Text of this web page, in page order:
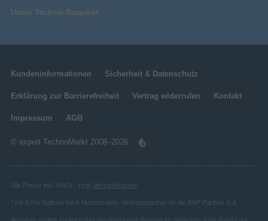
Unser Technik-Ratgeber
Kundeninformationen Sicherheit & Datenschutz
Erklärung zur Barrierefreiheit Vertrag widerrufen Kontakt
Impressum AGB
© expert TechnoMarkt 2008–2026
Alle Preise inkl. MwSt., zzgl. Versandkosten
mit 0,0% Sollzins bei 6 Monatsraten. Vertragspartner ist die BNP Paribas S.A.